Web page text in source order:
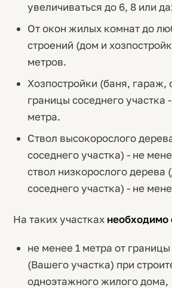
увеличиваться до 6, 8 или
От окон жилых комнат до
строений (дом и
метров.
Хозпостройки (баня, гараж,
границы соседнего участка
метра.
Ствол высокорослого
соседнего участка) - не
ствол низкорослого дерева
соседнего участка) - не
На таких участках необходимо
не менее 1 метра от границы
(Вашего участка) при
одноэтажного жилого дома,